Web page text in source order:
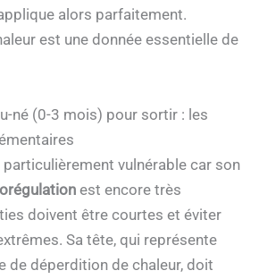
alors parfaitement.
est une donnée essentielle de
né (0-3 mois) pour sortir : les
particulièrement vulnérable car son
est encore très
doivent être courtes et éviter
Sa tête, qui représente
de déperdition de chaleur, doit